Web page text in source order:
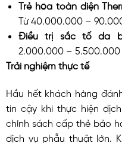
Trẻ hóa toàn diện
Từ 40.000.000 –
Điều trị sắc tố da
2.000.000 – 5.500.000
Trải nghiệm thực tế
Hầu hết khách hàng
tin cậy khi thực hiện
chính sách cấp thẻ bảo
dịch vụ phẫu thuật lớn.